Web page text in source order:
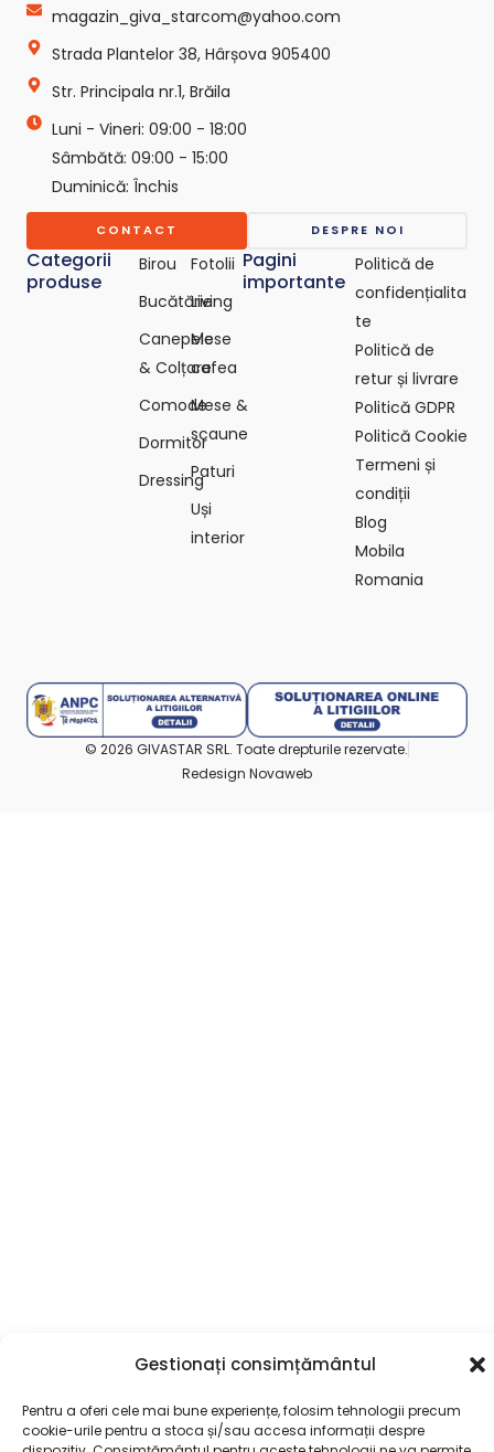
Gestionați consimțământul
Pentru a oferi cele mai bune experiențe, folosim tehnologii precum
cookie-urile pentru a stoca și/sau accesa informații despre
o r
m
-
v
r
e
p
o
-
c
o
m
Categorii
produse
Birou
Bucătărie
Canepele
& Colțare
Comode
Dormitor
Dressing
Fotolii
Living
Mese
cafea
Mese &
scaune
Paturi
Uși
interior
Pagini
importante
Politică de
confidențialita
te
Politică de
retur și livrare
Politică GDPR
Politică Cookie
Termeni și
condiții
Blog
Mobila
Romania
magazin_giva_starcom@yahoo.com
Strada Plantelor 38, Hârșova 905400
Str. Principala nr.1, Brăila
Luni - Vineri: 09:00 - 18:00
Sâmbătă: 09:00 - 15:00
Duminică: Închis
CONTACT DESPRE NOI
© 2026 GIVASTAR SRL. Toate drepturile rezervate.
Redesign Novaweb